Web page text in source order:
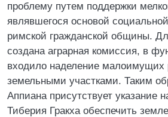
проблему путем поддержки
являвшегося основой
римской гражданской общины.
создана аграрная комиссия, в
входило наделение малоимущих
земельными участками. Таким
Аппиана присутствует указание
Тиберия Гракха обеспечить